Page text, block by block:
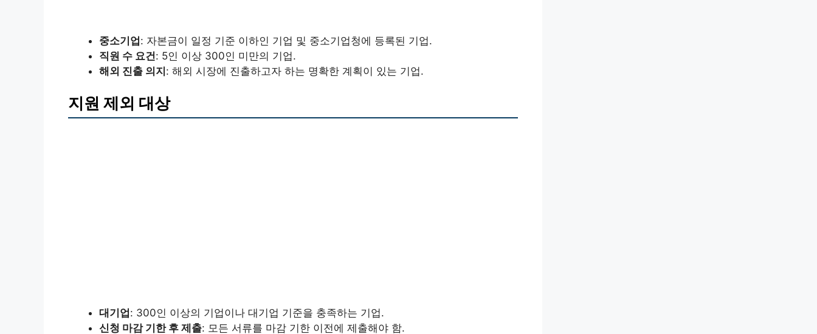
중소기업: 자본금이 일정 기준 이하인 기업 및 중소기업청에 등록된 기업.
직원 수 요건: 5인 이상 300인 미만의 기업.
해외 진출 의지: 해외 시장에 진출하고자 하는 명확한 계획이 있는 기업.
지원 제외 대상
대기업 : 300인 이상의 기업이나 대기업 기준을 충족하는 기업.
신청 마감 기한 후 제출: 모든 서류를 마감 기한 이전에 제출해야 함.